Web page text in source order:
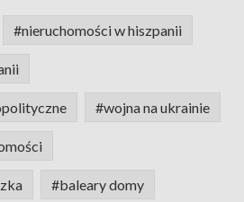
#nieruchomości w hiszpanii
#wojna na ukrainie
#baleary domy